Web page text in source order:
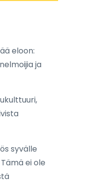
eloon:
ja
syvälle
ei ole